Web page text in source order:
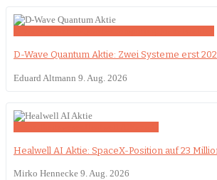
D-Wave Quantum Aktie: Zwei Systeme erst
Eduard Altmann 9. Aug. 2026
Healwell AI Aktie: SpaceX-Position auf 23
Mirko Hennecke 9. Aug. 2026